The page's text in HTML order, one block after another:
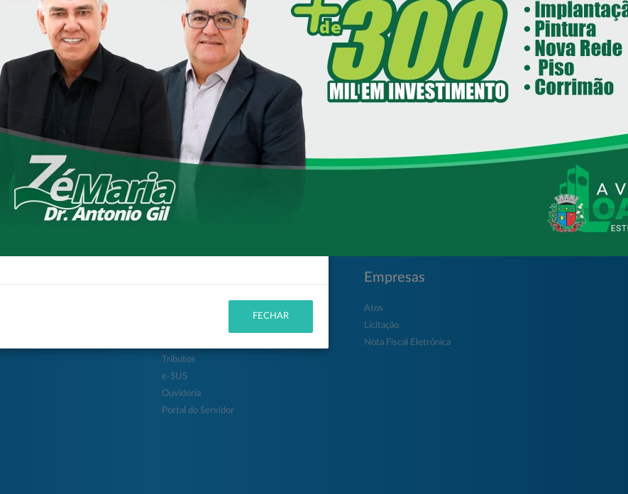
11/05/2026 08:00
Secretaria de Indústria, Comércio - SEIC
Distrito Industrial de Loanda avança e
entra em fase final de implantação
Loanda avança na habitação com o
Residencial Esperança
FECHAR
Cidade
Tributos
e-SUS
Ouvidoria
Portal do Servidor
Empresas
Atos
Licitação
Nota Fiscal Eletrônica